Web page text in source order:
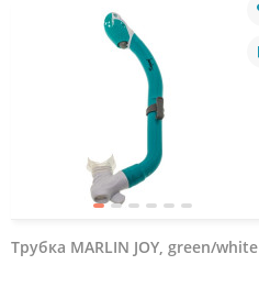
Трубка MARLIN JOY, green/white